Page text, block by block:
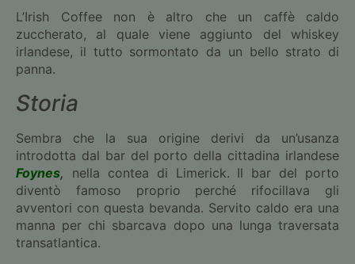
L’Irish Coffee non è altro che un caffè caldo
zuccherato, al quale viene aggiunto del whiskey
irlandese, il tutto sormontato da un bello strato di
panna.
Storia
Sembra che la sua origine derivi da un’usanza
introdotta dal bar del porto della cittadina irlandese
Foynes, nella contea di Limerick. Il bar del porto
diventò famoso proprio perché rifocillava gli
avventori con questa bevanda. Servito caldo era una
manna per chi sbarcava dopo una lunga traversata
transatlantica.